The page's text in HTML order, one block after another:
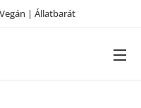
| Állatbarát